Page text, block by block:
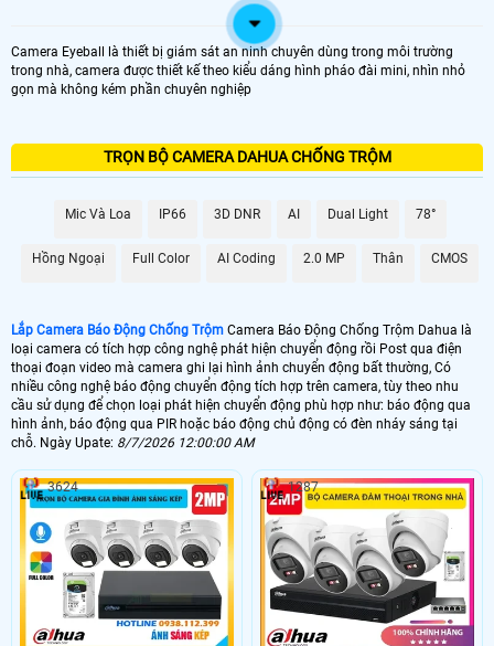
📸 LẮP CAMERA CÓ BÁO ĐỘNG CHỐNG TRỘM
LOẠI CAMERA IP
🌐 Bộ 4 Camera Chống Trộm
8.800,000 VNĐ Camera Chống Trộm Dahua Chuyên Đêm
🔥 4 Camera Chống Trộm Dahua Giá Rẻ
5.000.000 VNĐ Lắp Bộ Camera Chống Trộm Dahua Giá Rẻ
🖥 Camera chống trộm Dahua hầu như loại camera nào cũng có khả năng
chống trộm Dahua , tuy nhiên với những loại camera chống trộm Dahua
không chuyên dụng thì có thể sẽ có những báo động giả khi không có
người, trên đây là những camera có báo động chống trộm Dahua với chức
năng thông mình có nhiều ưu điểm và có thể cấu hình để hạn chế tối đa
báo động giả.
🎁 Có thể nóilắp camera có báo động chống trộmlà giải pháp để nâng cao
chất lượng cuộc sống. tuy nhiên camera báo động chống trộm Dahua thì sẽ
Camera Eyeball là thiết bị giám sát an ninh chuyên dùng trong môi trường
trong nhà, camera được thiết kế theo kiểu dáng hình pháo đài mini, nhìn nhỏ
gọn mà không kém phần chuyên nghiệp
TRỌN BỘ CAMERA DAHUA CHỐNG TRỘM
Mic Và Loa IP66 3D DNR AI Dual Light 78°
Hồng Ngoại Full Color AI Coding 2.0 MP Thân CMOS
Lắp Camera Báo Động Chống Trộm Camera Báo Động Chống Trộm Dahua là
loại camera có tích hợp công nghệ phát hiện chuyển động rồi Post qua điện
thoại đoạn video mà camera ghi lại hình ảnh chuyển động bất thường, Có
nhiều công nghệ báo động chuyển động tích hợp trên camera, tùy theo nhu
cầu sử dụng để chọn loại phát hiện chuyển động phù hợp như: báo động qua
hình ảnh, báo động qua PIR hoặc báo động chủ động có đèn nháy sáng tại
chỗ. Ngày Upate: 8/7/2026 12:00:00 AM
3624 1287